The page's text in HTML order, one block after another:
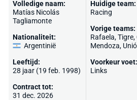
Volledige naam:
Matías Nicolás
Tagliamonte
Nationaliteit:
Argentinië
Leeftijd:
28 jaar (19 feb. 1998)
Contract tot:
31 dec. 2026
Huidige team:
Racing
Vorige teams:
Rafaela, Tigre,
Mendoza,
Voorkeur voet:
Links